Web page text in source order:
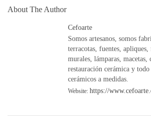
About The Author
Cefoarte
Somos artesanos, somos
terracotas, fuentes, apliques,
murales, lámparas, macetas,
restauración cerámica y
cerámicos a medidas.
Website: https://